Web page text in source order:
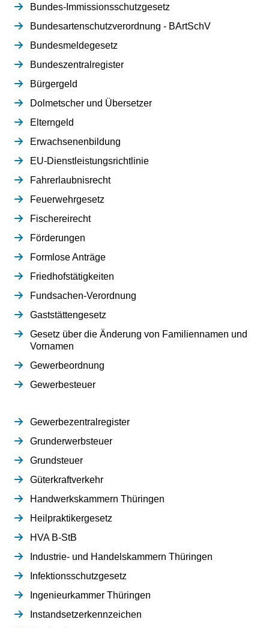
Bundes-Immissionsschutzgesetz
Bundesartenschutzverordnung - BArtSchV
Bundesmeldegesetz
Bundeszentralregister
Bürgergeld
Dolmetscher und Übersetzer
Elterngeld
Erwachsenenbildung
EU-Dienstleistungsrichtlinie
Fahrerlaubnisrecht
Feuerwehrgesetz
Fischereirecht
Förderungen
Formlose Anträge
Friedhofstätigkeiten
Fundsachen-Verordnung
Gaststättengesetz
Gesetz über die Änderung von Familiennamen und
Vornamen
Gewerbeordnung
Gewerbesteuer
Gewerbezentralregister
Grunderwerbsteuer
Grundsteuer
Güterkraftverkehr
Handwerkskammern Thüringen
Heilpraktikergesetz
HVA B-StB
Industrie- und Handelskammern Thüringen
Infektionsschutzgesetz
Ingenieurkammer Thüringen
Instandsetzerkennzeichen